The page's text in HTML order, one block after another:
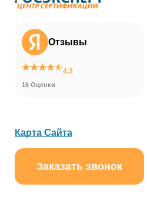
Отзывы
4.3
16 Оценки
Карта Сайта
Заказать звонок
online